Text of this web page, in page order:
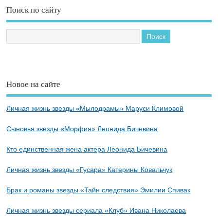
Поиск по сайту
Новое на сайте
Личная жизнь звезды «Мылодрамы» Маруси Климовой
Сыновья звезды «Морфия» Леонида Бичевина
Кто единственная жена актера Леонида Бичевина
Личная жизнь звезды «Гусара» Катерины Ковальчук
Брак и романы звезды «Тайн следствия» Эмилии Спивак
Личная жизнь звезды сериала «Клуб» Ивана Николаева